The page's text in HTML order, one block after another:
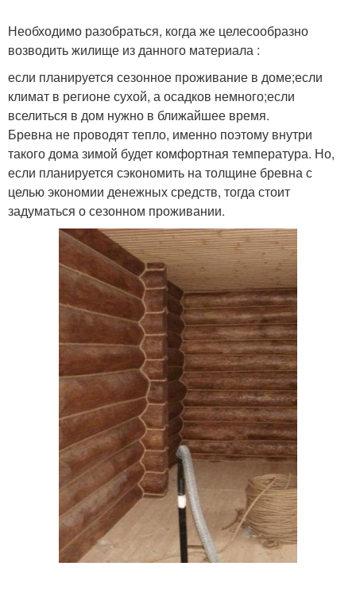
Необходимо разобраться, когда же целесообразно
возводить жилище из данного материала :
если планируется сезонное проживание в доме;если
климат в регионе сухой, а осадков немного;если
вселиться в дом нужно в ближайшее время.
Бревна не проводят тепло, именно поэтому внутри
такого дома зимой будет комфортная температура. Но,
если планируется сэкономить на толщине бревна с
целью экономии денежных средств, тогда стоит
задуматься о сезонном проживании.